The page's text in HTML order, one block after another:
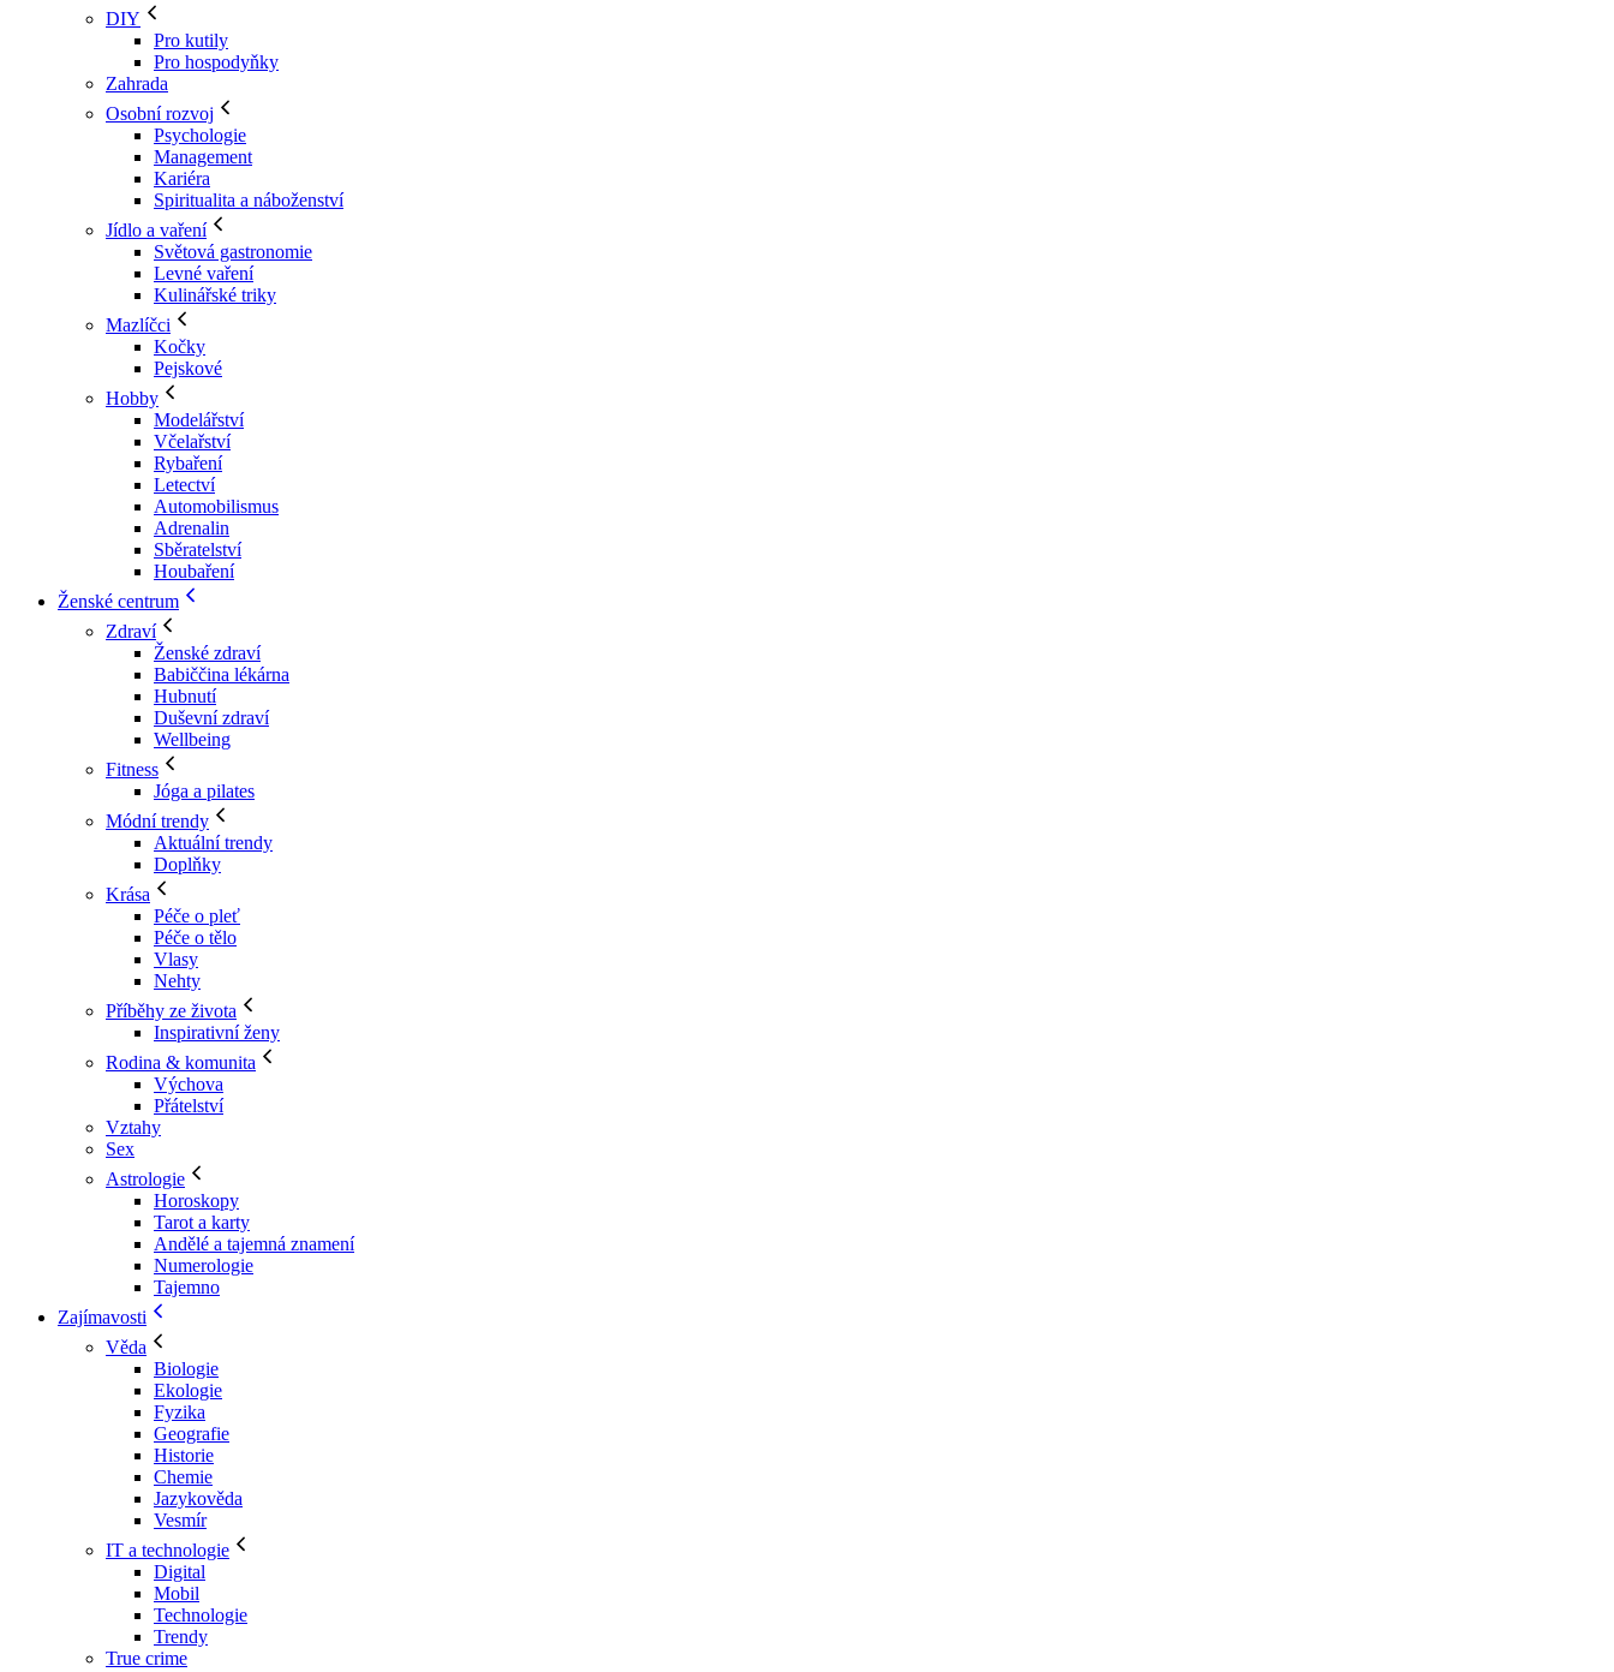
DIY
Pro kutily
Pro hospodyňky
Zahrada
Osobní rozvoj
Psychologie
Management
Kariéra
Spiritualita a náboženství
Jídlo a vaření
Světová gastronomie
Levné vaření
Kulinářské triky
Mazlíčci
Kočky
Pejskové
Hobby
Modelářství
Včelařství
Rybaření
Letectví
Automobilismus
Adrenalin
Sběratelství
Houbaření
Ženské centrum
Zdraví
Ženské zdraví
Babiččina lékárna
Hubnutí
Duševní zdraví
Wellbeing
Fitness
Jóga a pilates
Módní trendy
Aktuální trendy
Doplňky
Krása
Péče o pleť
Péče o tělo
Vlasy
Nehty
Příběhy ze života
Inspirativní ženy
Rodina & komunita
Výchova
Přátelství
Vztahy
Sex
Astrologie
Horoskopy
Tarot a karty
Andělé a tajemná znamení
Numerologie
Tajemno
Zajímavosti
Věda
Biologie
Ekologie
Fyzika
Geografie
Historie
Chemie
Jazykověda
Vesmír
IT a technologie
Digital
Mobil
Technologie
Trendy
True crime